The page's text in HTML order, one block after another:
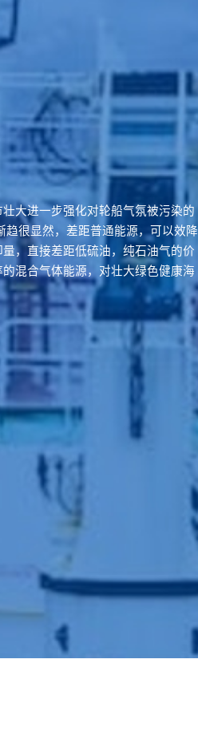
大进一步强化对轮船气氛被污染的
很显然，差距普通能源，可以效降
，直接差距低硫油，纯石油气的价
混合气体能源，对壮大绿色健康海